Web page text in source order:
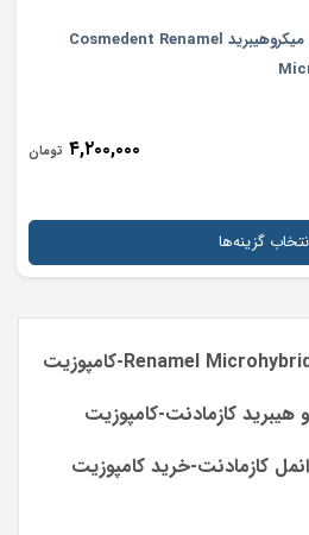
کامپوزیت میکروهیبرید Cosmedent Renamel
۴,۲۰۰,۰۰۰ تومان
گزینه‌ها
کامپوزیت میکروهیبرید Renamel Microhybrid-کامپوزیت
کازمادنت-کامپوزیت
کازمادنت-خرید کامپوزیت